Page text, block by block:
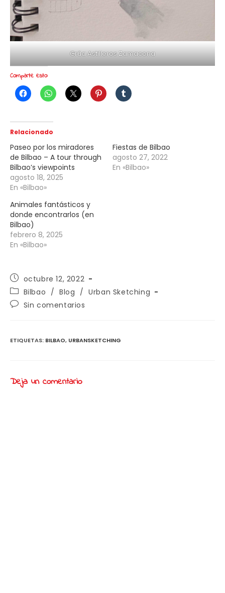
Grúa Astilleros Zamacona
Comparte esto:
Relacionado
Paseo por los miradores
de Bilbao – A tour through
Bilbao’s viewpoints
agosto 18, 2025
En «Bilbao»
Fiestas de Bilbao
agosto 27, 2022
En «Bilbao»
Animales fantásticos y
donde encontrarlos (en
Bilbao)
febrero 8, 2025
En «Bilbao»
Publicación
de
la
entrada:
octubre 12, 2022
Categoría
de
la
Bilbao / Blog / Urban Sketching
Comentarios
Sin comentarios
ETIQUETAS: BILBAO, URBANSKETCHING
Deja un comentario